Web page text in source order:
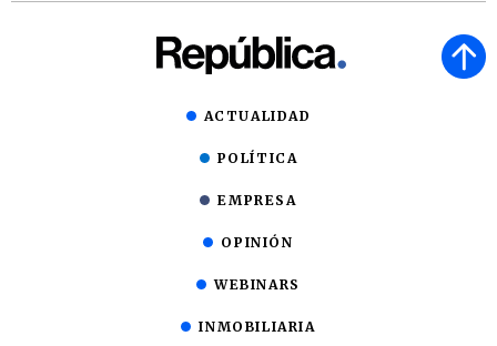
ACTUALIDAD
POLÍTICA
EMPRESA
OPINIÓN
WEBINARS
INMOBILIARIA